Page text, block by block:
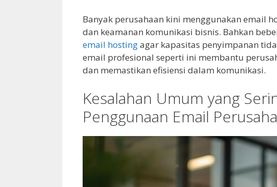
Banyak perusahaan kini menggunakan email
dan keamanan komunikasi bisnis. Bahkan
email hostingagar kapasitas penyimpanan
email profesional seperti ini membantu
dan memastikan efisiensi dalam komunikasi.
Kesalahan Umum yang
Penggunaan Email